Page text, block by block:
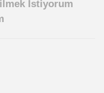
İstiyorum